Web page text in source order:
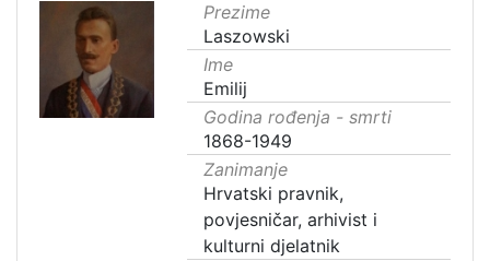
Prezime
Laszowski
Ime
Emilij
Godina rođenja - smrti
1868-1949
Zanimanje
Hrvatski pravnik,
povjesničar, arhivist i
kulturni djelatnik